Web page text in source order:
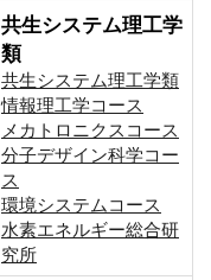
共生システム理工学
類
共生システム理工学類
情報理工学コース
メカトロニクスコース
分子デザイン科学コー
ス
環境システムコース
⽔素エネルギー総合研
究所